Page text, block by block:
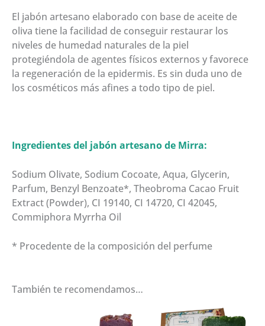
El jabón artesano elaborado con base de aceite de
oliva tiene la facilidad de conseguir restaurar los
niveles de humedad naturales de la piel
protegiéndola de agentes físicos externos y favorece
la regeneración de la epidermis. Es sin duda uno de
los cosméticos más afines a todo tipo de piel.
Ingredientes del jabón artesano de Mirra:
Sodium Olivate, Sodium Cocoate, Aqua, Glycerin,
Parfum, Benzyl Benzoate*, Theobroma Cacao Fruit
Extract (Powder), CI 19140, CI 14720, CI 42045,
Commiphora Myrrha Oil
* Procedente de la composición del perfume
También te recomendamos…